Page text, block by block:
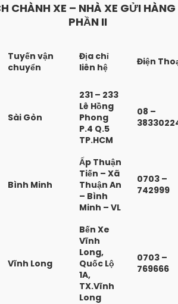
CHÀNH XE – NHÀ XE GỬI
PHẦN II
Tuyến vận
chuyển
Địa chỉ
liên hệ
Điện
Sài Gòn
231 – 233
Lê Hồng
Phong
P.4 Q.5
TP.HCM
08 –
Bình Minh
Ấp Thuận
Tiến – Xã
Thuận An
– Bình
Minh – VL
0703 –
742999
Vĩnh Long
Bến Xe
Vĩnh
Long,
Quốc Lộ
1A,
TX.Vĩnh
Long
0703 –
769666